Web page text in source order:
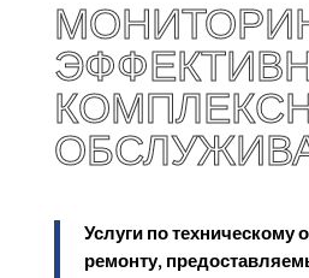
Услуги по техническому
ремонту,